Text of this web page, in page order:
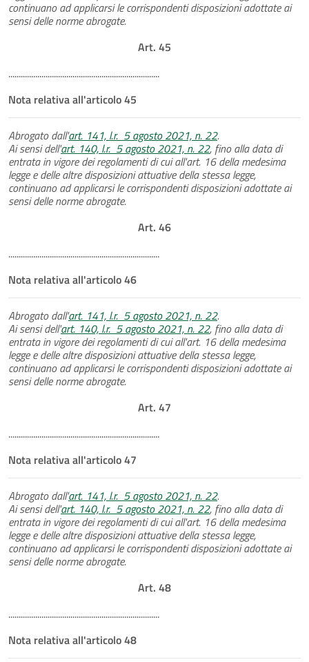
continuano ad applicarsi le corrispondenti disposizioni adottate ai
sensi delle norme abrogate.
Art. 45
.........................................................................
Nota relativa all'articolo 45
Abrogato dall'art. 141, l.r. 5 agosto 2021, n. 22.
Ai sensi dell'art. 140, l.r. 5 agosto 2021, n. 22, fino alla data di
entrata in vigore dei regolamenti di cui all'art. 16 della medesima
legge e delle altre disposizioni attuative della stessa legge,
continuano ad applicarsi le corrispondenti disposizioni adottate ai
sensi delle norme abrogate.
Art. 46
.........................................................................
Nota relativa all'articolo 46
Abrogato dall'art. 141, l.r. 5 agosto 2021, n. 22.
Ai sensi dell'art. 140, l.r. 5 agosto 2021, n. 22, fino alla data di
entrata in vigore dei regolamenti di cui all'art. 16 della medesima
legge e delle altre disposizioni attuative della stessa legge,
continuano ad applicarsi le corrispondenti disposizioni adottate ai
sensi delle norme abrogate.
Art. 47
.........................................................................
Nota relativa all'articolo 47
Abrogato dall'art. 141, l.r. 5 agosto 2021, n. 22.
Ai sensi dell'art. 140, l.r. 5 agosto 2021, n. 22, fino alla data di
entrata in vigore dei regolamenti di cui all'art. 16 della medesima
legge e delle altre disposizioni attuative della stessa legge,
continuano ad applicarsi le corrispondenti disposizioni adottate ai
sensi delle norme abrogate.
Art. 48
.........................................................................
Nota relativa all'articolo 48